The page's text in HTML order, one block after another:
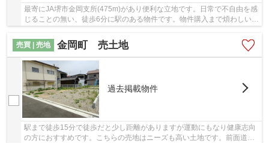
最寄にJA堺市金岡支所(475m)があり便利な立地です。日常で不自由を感
じることの無い、徒歩6分に駅のある物件です。物件購入まで煩わしい打
売買 | 売地
金岡町 売土地
過去掲載物件
駅まで徒歩15分で徒歩だと少し距離がありますが運動にもなり健康志向
の方におすすめです。こちらの売地はニーズも高い土地です。前面道路